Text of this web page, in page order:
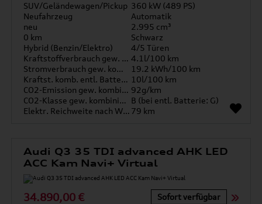
SUV/Geländewagen/Pickup 360 kW (489 PS)
Neufahrzeug
Automatik
neu
2.995 cm³
0 km
Schwarz
Hybrid (Benzin/Elektro)
4/5 Türen
Kraftstoffverbrauch gew. kombiniert 4.1l/100 km
Stromverbrauch gew. kombiniert
19.2 kWh/100 km
Kraftst. komb. entl. Batterie 10l/100 km
CO2-Emission gew. kombiniert 92g/km
CO2-Klasse gew. kombiniert B (bei entl. Batterie: G)
Elektr. Reichweite nach WLTP* 79 km
Audi Q3 35 TDI advanced AHK LED
ACC Kam Navi+ Virtual
34.890,00 € Sofort verfügbar